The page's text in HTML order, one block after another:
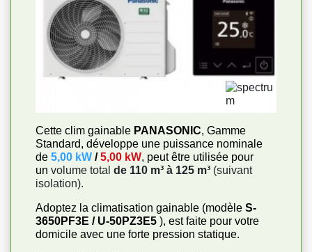
Cette clim gainable PANASONIC, Gamme
Standard, développe une puissance nominale
de 5,00 kW /5,00 kW, peut être utilisée pour
un volume total de 110 m³ à 125 m³ (suivant
isolation).
Adoptez la climatisation gainable (modèle S-
3650PF3E / U-50PZ3E5 ), est faite pour votre
domicile avec une forte pression statique.